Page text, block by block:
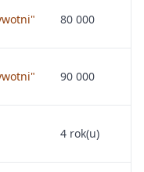
80 000
90 000
4 rok(u)